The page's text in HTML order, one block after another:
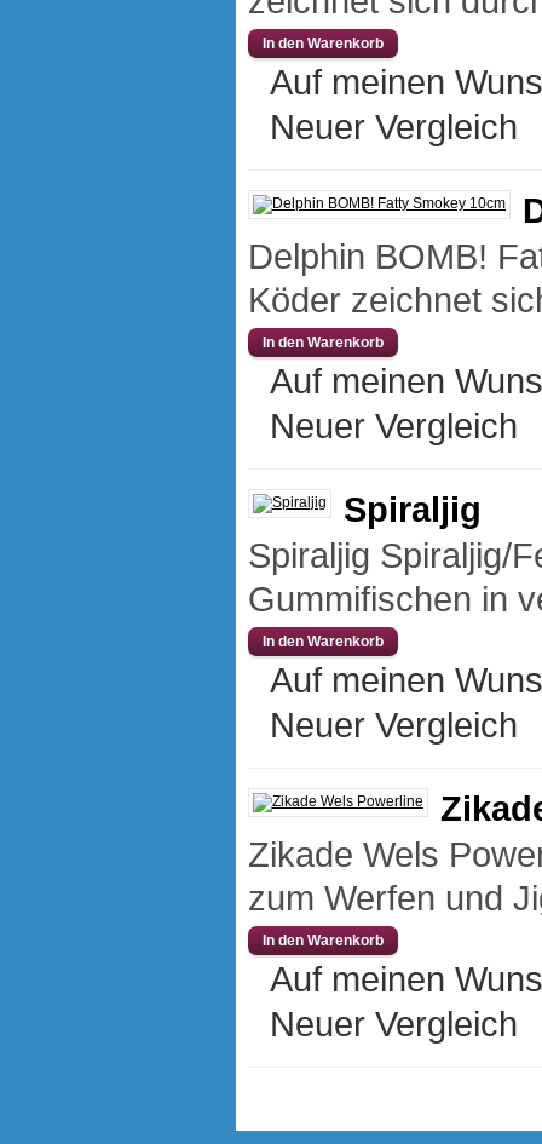
Auf meinen
Neuer Vergleich
Delphin BOMB!
Köder zeichnet
Auf meinen
Neuer Vergleich
Spiraljig
Spiraljig Spiraljig/
Gummifischen in
Auf meinen
Neuer Vergleich
Zikade Wels
zum Werfen und
Auf meinen
Neuer Vergleich